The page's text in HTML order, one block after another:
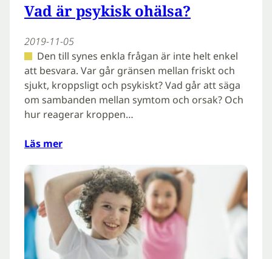
Vad är psykisk ohälsa?
2019-11-05
Den till synes enkla frågan är inte helt enkel
att besvara. Var går gränsen mellan friskt och
sjukt, kroppsligt och psykiskt? Vad går att säga
om sambanden mellan symtom och orsak? Och
hur reagerar kroppen…
Läs mer